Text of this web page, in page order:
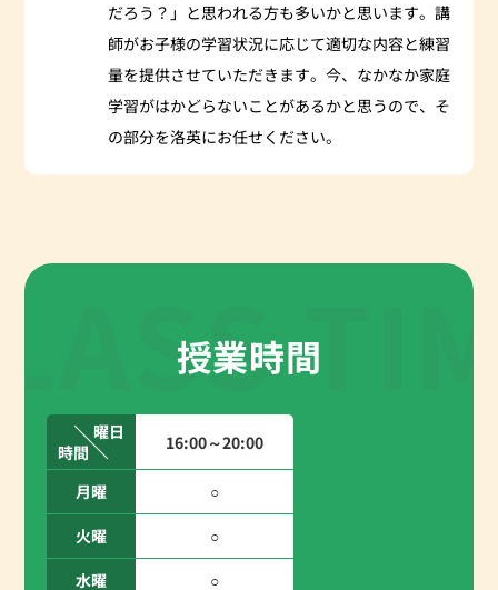
だろう？」と思われる方も多いかと思います。講
師がお子様の学習状況に応じて適切な内容と練習
量を提供させていただきます。今、なかなか家庭
学習がはかどらないことがあるかと思うので、そ
の部分を洛英にお任せください。
授業時間
時間
曜日
月曜
火曜
水曜
16:00～20:00
○
○
○